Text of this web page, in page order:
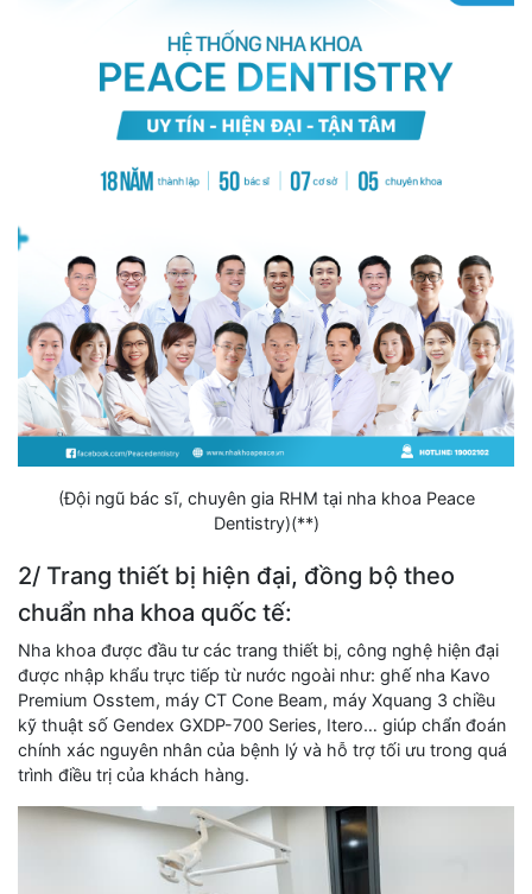
(Đội ngũ bác sĩ, chuyên gia RHM tại nha khoa Peace
Dentistry)(**)
2/ Trang thiết bị hiện đại, đồng bộ theo
chuẩn nha khoa quốc tế:
Nha khoa được đầu tư các trang thiết bị, công nghệ hiện đại
được nhập khẩu trực tiếp từ nước ngoài như: ghế nha Kavo
Premium Osstem, máy CT Cone Beam, máy Xquang 3 chiều
kỹ thuật số Gendex GXDP-700 Series, Itero… giúp chẩn đoán
chính xác nguyên nhân của bệnh lý và hỗ trợ tối ưu trong quá
trình điều trị của khách hàng.